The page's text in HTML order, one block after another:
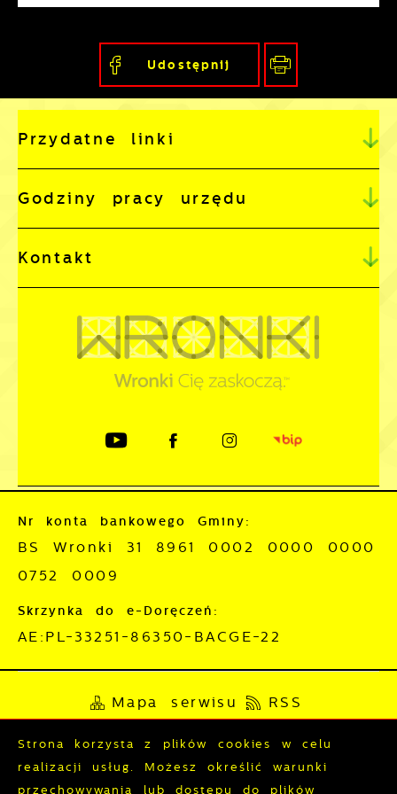
Udostępnij
Przydatne linki
Godziny pracy urzędu
Kontakt
Nr konta bankowego Gminy:
BS Wronki 31 8961 0002 0000 0000
0752 0009
Skrzynka do e-Doręczeń:
AE:PL-33251-86350-BACGE-22
Mapa serwisu RSS
Deklaracja dostępności
Polityka prywatności Sygnalista
Strona korzysta z plików cookies w celu
realizacji usług. Możesz określić warunki
przechowywania lub dostępu do plików
dostawców usług. Firmy te działają w
charakterze pośredników prezentujących
nasze treści w postaci wiadomości, ofert,